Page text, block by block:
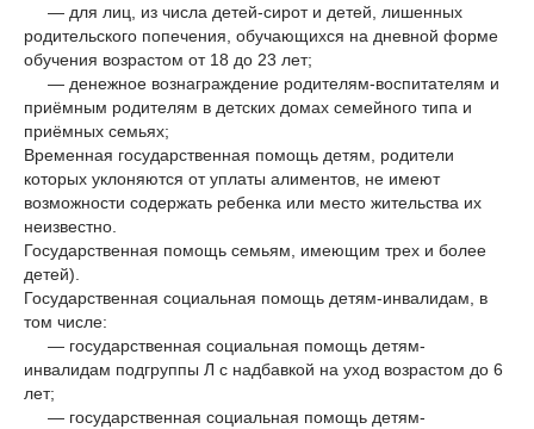
— для лиц, из числа детей-сирот и детей, лишенных
родительского попечения, обучающихся на дневной форме
обучения возрастом от 18 до 23 лет;
— денежное вознаграждение родителям-воспитателям и
приёмным родителям в детских домах семейного типа и
приёмных семьях;
Временная государственная помощь детям, родители
которых уклоняются от уплаты алиментов, не имеют
возможности содержать ребенка или место жительства их
неизвестно.
Государственная помощь семьям, имеющим трех и более
детей).
Государственная социальная помощь детям-инвалидам, в
том числе:
— государственная социальная помощь детям-
инвалидам подгруппы Л с надбавкой на уход возрастом до 6
лет;
— государственная социальная помощь детям-